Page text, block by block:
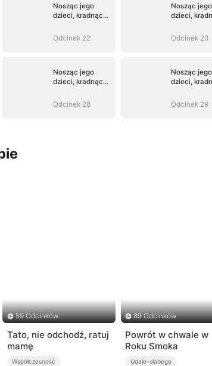
Nosząc jego
dzieci, kradnąc
Odcinek 22
Nosząc jego
dzieci,
Odcinek 23
Nosząc jego
dzieci, kradnąc
Odcinek 28
Nosząc jego
dzieci,
Odcinek 29
59 Odcinków
Tato, nie odchodź, ratuj
mamę
Współczesność
89 Odcinków
Powrót w chwale w
Roku Smoka
Udaje-słabego